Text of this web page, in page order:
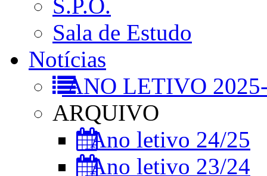
S.P.O.
Sala de Estudo
Notícias
ANO LETIVO
ARQUIVO
Ano letivo 24/25
Ano letivo 23/24